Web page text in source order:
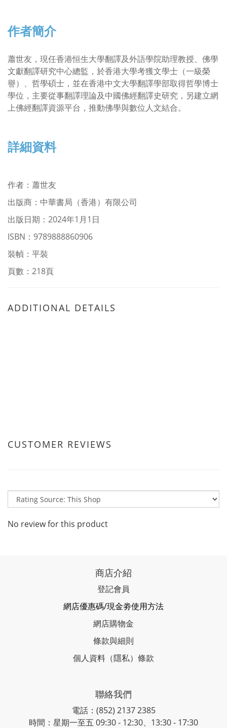
作者簡介
蕭世友，現任香港恒生大學翻譯及外語學院助理教授、佛學
文獻翻譯研究中心總監，於香港大學考獲文學士（一級榮
譽）、哲學碩士，並在香港中文大學翻譯學部取得哲學博士
學位，主要從事翻譯理論及中國佛經翻譯史研究，另建立網
上佛經翻譯資源平台，推動佛學與數位人文結合。
詳細資料
作者 ： 蕭世友
出版商：中華書局（香港）有限公司
出版日期：2024年1月1日
ISBN ：9789888860906
裝幀：平裝
頁數：218頁
ADDITIONAL DETAILS
CUSTOMER REVIEWS
No review for this product
商店介紹
登記會員
網店優惠碼/現金劵使用方法
網店購物金
條款與細則
個人資料（隱私）條款
聯絡我們
電話：(852) 2137 2385
時間：星期一至五 09:30 - 12:30、13:30 - 17:30